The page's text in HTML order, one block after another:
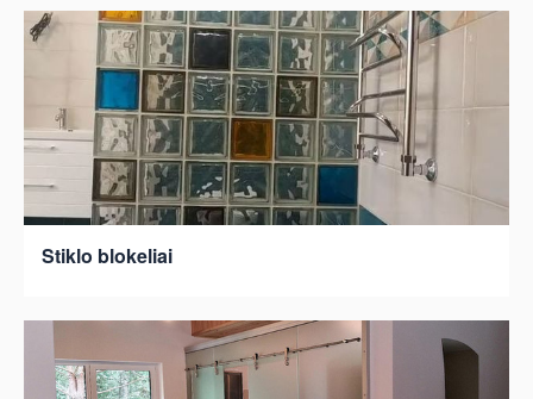
Stiklo blokeliai